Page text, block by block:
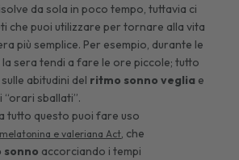
da sola in poco tempo, tuttavia ci
che puoi utilizzare per tornare alla vita
più semplice. Per esempio, durante le
sera tendi a fare le ore piccole; tutto
abitudini del ritmo sonno veglia e
sballati”.
tutto questo puoi fare uso
e valeriana Act, che
accorciando i tempi